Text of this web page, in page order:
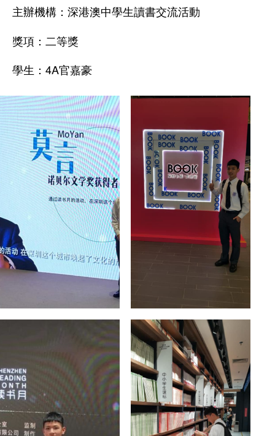
主辦機構：深港澳中學生讀書交流活動
獎項：二等獎
學生：4A官嘉豪